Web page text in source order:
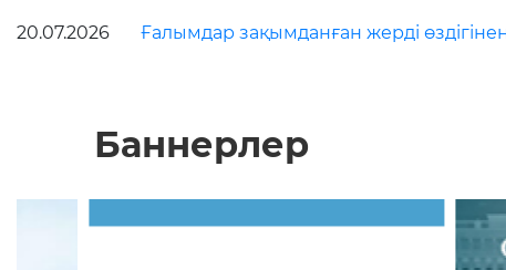
20.07.2026 Ғалымдар зақымданған жерді
Баннерлер